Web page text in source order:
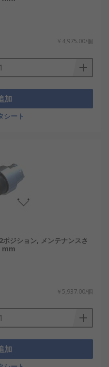
￥4,975.00/個
加
シート
ジション, メンテナンスさ
mm
￥5,937.00/個
加